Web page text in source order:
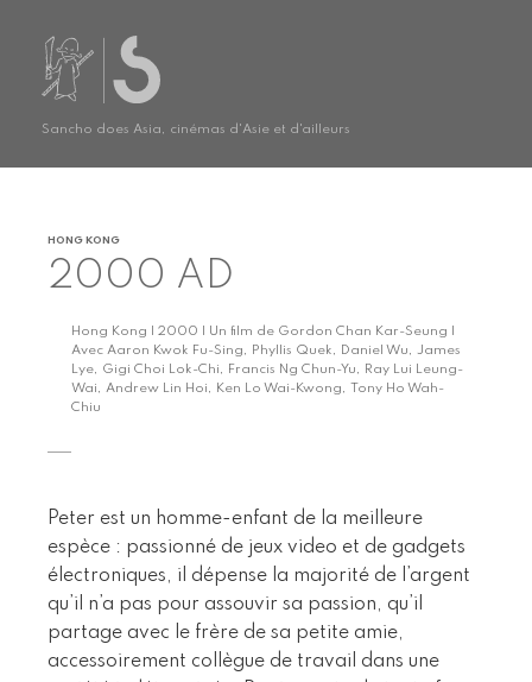
Sancho does Asia, cinémas d'Asie et d'ailleurs
HONG KONG
2000 AD
Hong Kong | 2000 | Un film de Gordon Chan Kar-Seung |
Avec Aaron Kwok Fu-Sing, Phyllis Quek, Daniel Wu, James
Lye, Gigi Choi Lok-Chi, Francis Ng Chun-Yu, Ray Lui Leung-
Wai, Andrew Lin Hoi, Ken Lo Wai-Kwong, Tony Ho Wah-
Chiu
Peter est un homme-enfant de la meilleure
espèce : passionné de jeux video et de gadgets
électroniques, il dépense la majorité de l’argent
qu’il n’a pas pour assouvir sa passion, qu’il
partage avec le frère de sa petite amie,
accessoirement collègue de travail dans une